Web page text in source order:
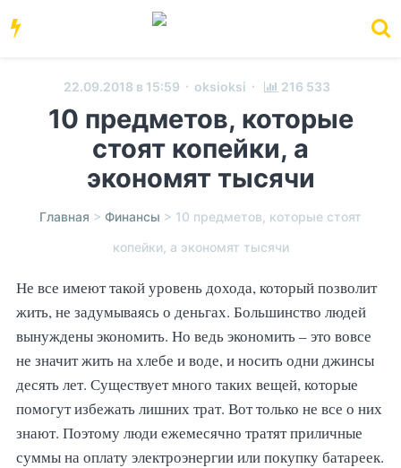
22.09.2018 в 15:59 · oksioksi · 216 533
10 предметов, которые
стоят копейки, а
экономят тысячи
Главная > Финансы > 10 предметов, которые стоят
копейки, а экономят тысячи
Не все имеют такой уровень дохода, который позволит
жить, не задумываясь о деньгах. Большинство людей
вынуждены экономить. Но ведь экономить – это вовсе
не значит жить на хлебе и воде, и носить одни джинсы
десять лет. Существует много таких вещей, которые
помогут избежать лишних трат. Вот только не все о них
знают. Поэтому люди ежемесячно тратят приличные
суммы на оплату электроэнергии или покупку батареек.